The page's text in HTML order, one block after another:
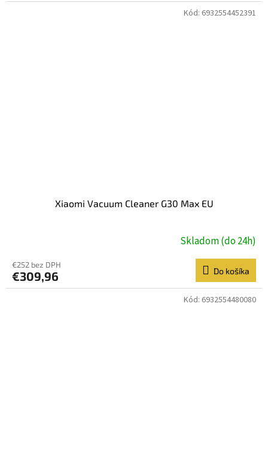
Xiaomi Vacuum Cleaner G30 Max EU
Skladom (do 24h)
€252 bez DPH
€309,96 Do košíka
Kód: 6932554452391
Kód: 6932554480080